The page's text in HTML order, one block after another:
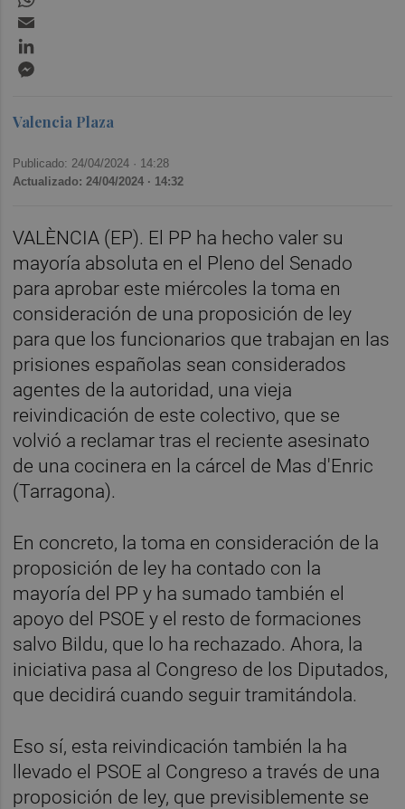
Valencia Plaza
Publicado: 24/04/2024 · 14:28
Actualizado: 24/04/2024 · 14:32
VALÈNCIA (EP). El PP ha hecho valer su
mayoría absoluta en el Pleno del Senado
para aprobar este miércoles la toma en
consideración de una proposición de ley
para que los funcionarios que trabajan en las
prisiones españolas sean considerados
agentes de la autoridad, una vieja
reivindicación de este colectivo, que se
volvió a reclamar tras el reciente asesinato
de una cocinera en la cárcel de Mas d'Enric
(Tarragona).
En concreto, la toma en consideración de la
proposición de ley ha contado con la
mayoría del PP y ha sumado también el
apoyo del PSOE y el resto de formaciones
salvo Bildu, que lo ha rechazado. Ahora, la
iniciativa pasa al Congreso de los Diputados,
que decidirá cuando seguir tramitándola.
Eso sí, esta reivindicación también la ha
llevado el PSOE al Congreso a través de una
proposición de ley, que previsiblemente se